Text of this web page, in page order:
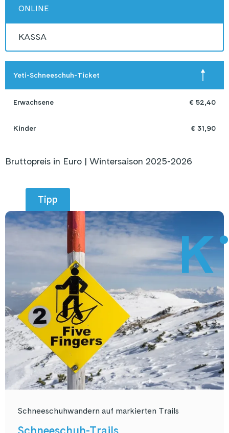
ONLINE
KASSA
Yeti-Schneeschuh-Ticket
Erwachsene € 52,40
Kinder € 31,90
Bruttopreis in Euro | Wintersaison 2025-2026
Tipp
Schneeschuhwandern auf markierten Trails